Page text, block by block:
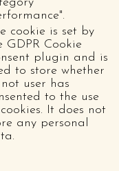
cookie is set by
GDPR Cookie
plugin and is
to store whether
user has
to the use
It does not
any personal